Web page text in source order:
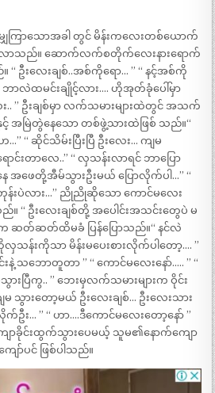
ကြာသောအခါ တွင် မိန်းကလေးတစ်ယောက်
လာသည်။ ဆောက်လက်စတိုက်လေးနားရောက်
ဦးလေးချစ်..အစ်ကိုရော… ” “ နင့်အစ်ကို
လဲထမင်းချိုင့်လား…. ဟိုအုတ်ခုံပေါ်မှာ
” ဦးချစ်မှာ လက်သမားများထဲတွင် အသက်
င့် အမြဲတွဲနေသော တစ်ဖွဲ့သားထဲဖြစ် သည်။“
“ ဆိုင်သိမ်းပြီးပြီ ဦးလေး… ကျမ
င်းတာလေ..” “ လှသန်းလာရင် ဘာပြော
အဖေတို့အီမ်သွားဦးမယ် ပြောလိုက်ပါ…” “
တုန်းပဲလား…” ညိုညိုဆိုသော ကောင်မလေး
။ “ ဦးလေးချစ်တို့ အပေါင်းအသင်းတွေပဲ မ
ဆတ်ဆတ်ထိမခံ ပြန်ပြောသည်။“ နင်လဲ
သန်းကိုသာ မိန်းမပေးစားလိုက်ပါတော့…. ”
နဲ့ သဘောတူတာ ” “ ကောင်မလေးနော်….. ” “
သွားပြီကွ.. ” ဘေးမှလက်သမားများက ဝိုင်း
မ သွားတော့မယ် ဦးလေးချစ်… ဦးလေးသား
း… ” “ ဟာ….ဒီကောင်မလေးတော့နော် ”
ခိုင်းထွက်သွားပေမယ့် သူမ၏နောက်ကျော
ာ်ပင် ဖြစ်ပါသည်။